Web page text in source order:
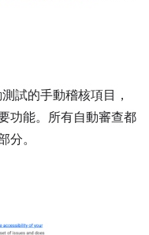
試的手動稽核項目，
功能。所有自動審查都
分。